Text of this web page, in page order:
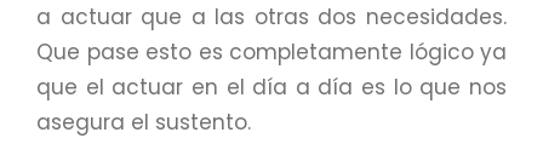
a actuar que a las otras dos necesidades.
Que pase esto es completamente lógico ya
que el actuar en el día a día es lo que nos
asegura el sustento.